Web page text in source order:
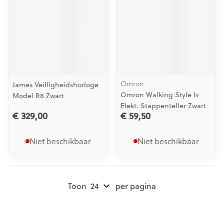
James Veilligheidshorloge
Model R8 Zwart
€ 329,00
Niet beschikbaar
Omron
Omron Walking Style Iv
Elekt. Stappenteller Zwart
€ 59,50
Niet beschikbaar
Toon per pagina